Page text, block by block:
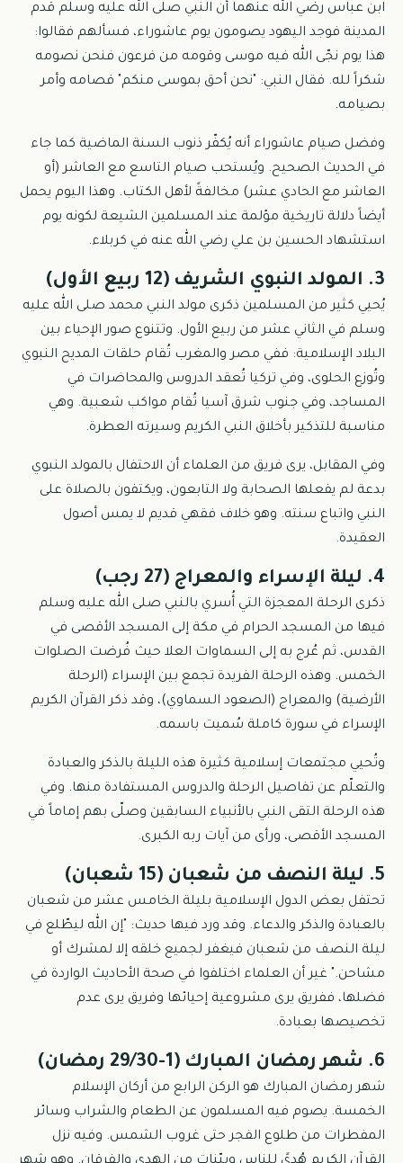
ابن عباس رضي الله عنهما أن النبي صلى الله عليه وسلم قدم
المدينة فوجد اليهود يصومون يوم عاشوراء، فسألهم فقالوا:
هذا يوم نجّى الله فيه موسى وقومه من فرعون فنحن نصومه
شكراً لله. فقال النبي: "نحن أحق بموسى منكم" فصامه وأمر
بصيامه.
وفضل صيام عاشوراء أنه يُكفّر ذنوب السنة الماضية كما جاء
في الحديث الصحيح. ويُستحب صيام التاسع مع العاشر (أو
العاشر مع الحادي عشر) مخالفةً لأهل الكتاب. وهذا اليوم يحمل
أيضاً دلالة تاريخية مؤلمة عند المسلمين الشيعة لكونه يوم
استشهاد الحسين بن علي رضي الله عنه في كربلاء.
3. المولد النبوي الشريف (12 ربيع الأول)
يُحيي كثير من المسلمين ذكرى مولد النبي محمد صلى الله عليه
وسلم في الثاني عشر من ربيع الأول. وتتنوع صور الإحياء بين
البلاد الإسلامية: ففي مصر والمغرب تُقام حلقات المديح النبوي
وتُوزع الحلوى، وفي تركيا تُعقد الدروس والمحاضرات في
المساجد، وفي جنوب شرق آسيا تُقام مواكب شعبية. وهي
مناسبة للتذكير بأخلاق النبي الكريم وسيرته العطرة.
وفي المقابل، يرى فريق من العلماء أن الاحتفال بالمولد النبوي
بدعة لم يفعلها الصحابة ولا التابعون، ويكتفون بالصلاة على
النبي واتباع سنته. وهو خلاف فقهي قديم لا يمس أصول
العقيدة.
4. ليلة الإسراء والمعراج (27 رجب)
ذكرى الرحلة المعجزة التي أُسري بالنبي صلى الله عليه وسلم
فيها من المسجد الحرام في مكة إلى المسجد الأقصى في
القدس، ثم عُرج به إلى السماوات العلا حيث فُرضت الصلوات
الخمس. وهذه الرحلة الفريدة تجمع بين الإسراء (الرحلة
الأرضية) والمعراج (الصعود السماوي)، وقد ذكر القرآن الكريم
الإسراء في سورة كاملة سُميت باسمه.
وتُحيي مجتمعات إسلامية كثيرة هذه الليلة بالذكر والعبادة
والتعلّم عن تفاصيل الرحلة والدروس المستفادة منها. وفي
هذه الرحلة التقى النبي بالأنبياء السابقين وصلّى بهم إماماً في
المسجد الأقصى، ورأى من آيات ربه الكبرى.
5. ليلة النصف من شعبان (15 شعبان)
تحتفل بعض الدول الإسلامية بليلة الخامس عشر من شعبان
بالعبادة والذكر والدعاء. وقد ورد فيها حديث: "إن الله ليطّلع في
ليلة النصف من شعبان فيغفر لجميع خلقه إلا لمشرك أو
مشاحن." غير أن العلماء اختلفوا في صحة الأحاديث الواردة في
فضلها، ففريق يرى مشروعية إحيائها وفريق يرى عدم
تخصيصها بعبادة.
6. شهر رمضان المبارك (1-29/30 رمضان)
شهر رمضان المبارك هو الركن الرابع من أركان الإسلام
الخمسة. يصوم فيه المسلمون عن الطعام والشراب وسائر
المفطرات من طلوع الفجر حتى غروب الشمس. وفيه نزل